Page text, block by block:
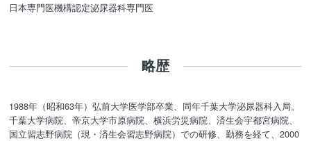
日本専門医機構認定泌尿器科専門医
略歴
1988年（昭和63年）弘前大学医学部卒業、同年千葉大学泌尿器科入局。
千葉大学病院、帝京大学市原病院、横浜労災病院、済生会宇都宮病院、
国立習志野病院（現・済生会習志野病院）での研修、勤務を経て、2000